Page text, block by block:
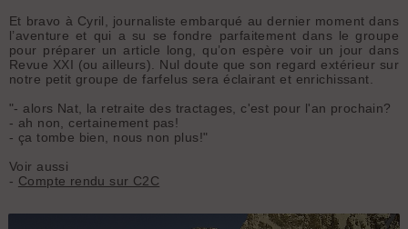
Et bravo à Cyril, journaliste embarqué au dernier moment dans
l’aventure et qui a su se fondre parfaitement dans le groupe
pour préparer un article long, qu’on espère voir un jour dans
Revue XXI (ou ailleurs). Nul doute que son regard extérieur sur
notre petit groupe de farfelus sera éclairant et enrichissant.
"- alors Nat, la retraite des tractages, c'est pour l'an prochain?
- ah non, certainement pas!
- ça tombe bien, nous non plus!"
Voir aussi
- Compte rendu sur C2C